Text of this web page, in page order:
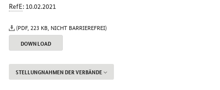
RefE: 10.02.2021
(PDF, 223 KB, NICHT BARRIEREFREI)
DOWNLOAD
STELLUNGNAHMEN DER VERBÄNDE